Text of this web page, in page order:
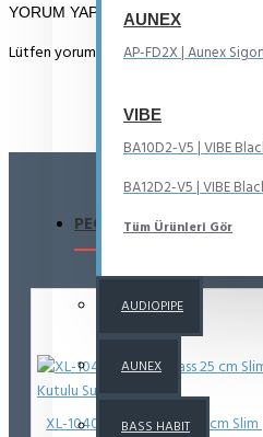
AUNEX
AP-FD2X | Aunex
VIBE
BA10D2-V5 | VIBE
BA12D2-V5 | VIBE
Tüm Ürünleri Gör
AUDIOPIPE
AUNEX
BASS HABIT
YORUM YAP
Lütfen yorum yazmak için oturum açın
PEOPLE ALSO BOUGHT